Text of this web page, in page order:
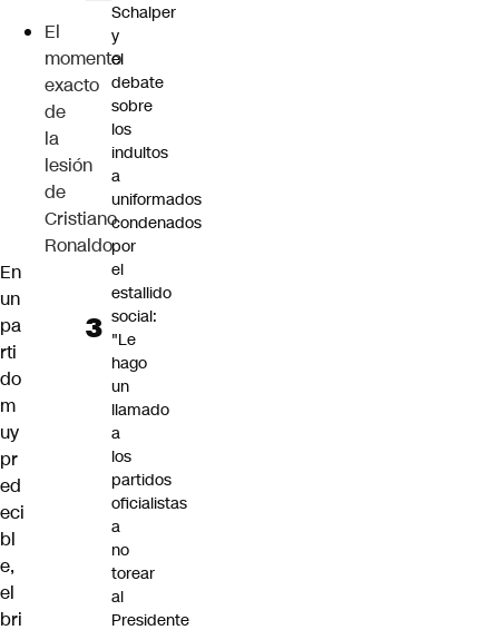
El
momento
exacto
de
la
lesión
de
Cristiano
Ronaldo
En
un
pa
rti
do
m
uy
pr
ed
eci
bl
e,
el
bri
Schalper
y
el
debate
sobre
los
indultos
a
uniformados
condenados
por
el
estallido
social:
"Le
hago
un
llamado
a
los
partidos
oficialistas
a
no
torear
al
Presidente